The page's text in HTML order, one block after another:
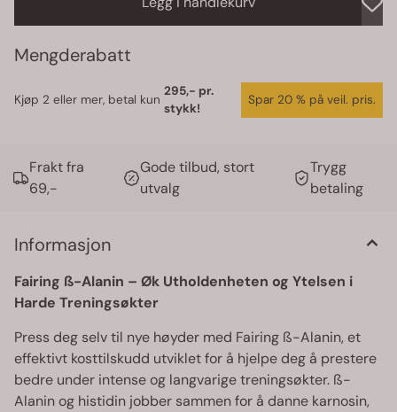
ytelse i hver treningsøkt med Fairing ß-Alanin – ideell for deg
som vil presse grensene og nå nye mål! Anbefalt dosering: 4-8
Mengderabatt
2
295,-
20 %
Frakt fra
69,-
Gode tilbud, stort
utvalg
Trygg
betaling
Informasjon
Fairing ß-Alanin – Øk Utholdenheten og Ytelsen i
Harde Treningsøkter
Press deg selv til nye høyder med Fairing ß-Alanin, et
effektivt kosttilskudd utviklet for å hjelpe deg å prestere
bedre under intense og langvarige treningsøkter. ß-
Alanin og histidin jobber sammen for å danne karnosin,